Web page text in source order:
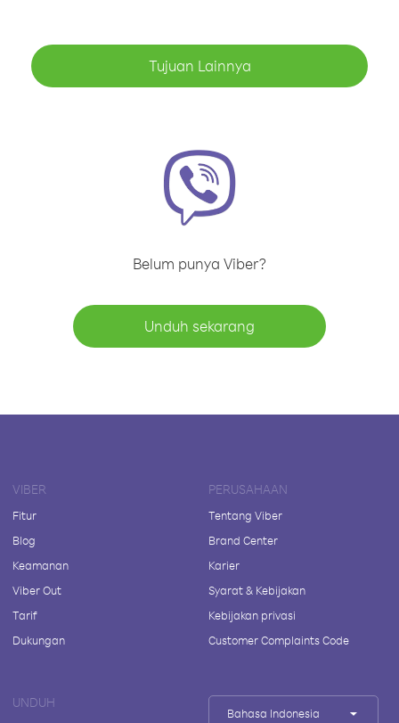
Tujuan Lainnya
Belum punya Viber?
Unduh sekarang
VIBER
Fitur
Blog
Keamanan
Viber Out
Tarif
Dukungan
PERUSAHAAN
Tentang Viber
Brand Center
Karier
Syarat & Kebijakan
Kebijakan privasi
Customer Complaints Code
UNDUH
Bahasa Indonesia